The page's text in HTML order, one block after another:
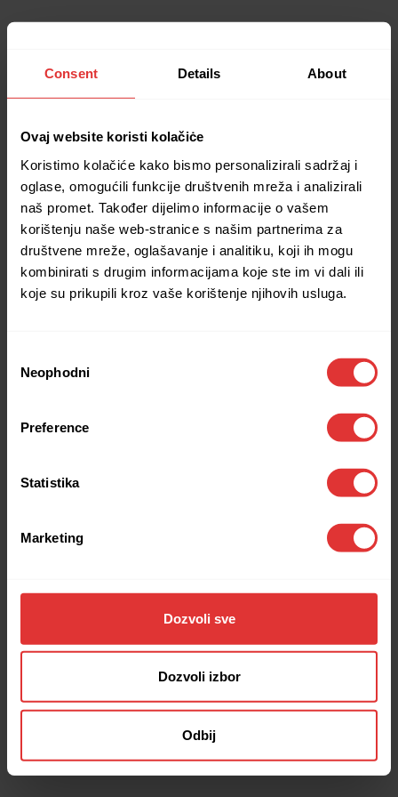
Consent Details About
Ovaj website koristi kolačiċe
Koristimo kolačiće kako bismo personalizirali sadržaj i
oglase, omogućili funkcije društvenih mreža i analizirali
naš promet. Također dijelimo informacije o vašem
korištenju naše web-stranice s našim partnerima za
društvene mreže, oglašavanje i analitiku, koji ih mogu
kombinirati s drugim informacijama koje ste im vi dali ili
koje su prikupili kroz vaše korištenje njihovih usluga.
Selection
Neophodni
Preference
Statistika
Marketing
Dozvoli sve
Dozvoli izbor
Odbij
Application error: a client-side exception has occurred (see the